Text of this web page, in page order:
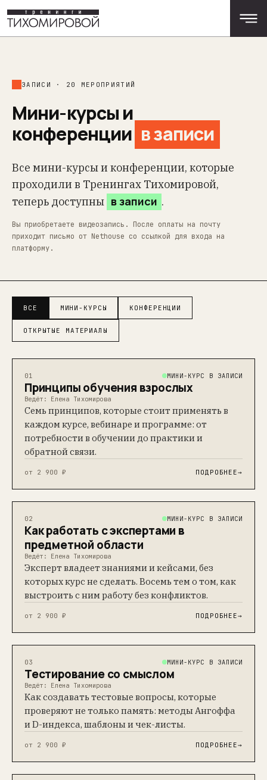
ЗАПИСИ · 20 МЕРОПРИЯТИЙ
Мини-курсы и
конференции в записи
Все мини-курсы и конференции, которые
проходили в Тренингах Тихомировой,
теперь доступны в записи .
Вы приобретаете видеозапись. После оплаты на почту
приходит письмо от Nethouse со ссылкой для входа на
платформу.
ВСЕ МИНИ-КУРСЫ КОНФЕРЕНЦИИ
ОТКРЫТЫЕ МАТЕРИАЛЫ
01 МИНИ-КУРС В ЗАПИСИ
Принципы обучения взрослых
Ведёт: Елена Тихомирова
Семь принципов, которые стоит применять в
каждом курсе, вебинаре и программе: от
потребности в обучении до практики и
обратной связи.
от 2 900 ₽ ПОДРОБНЕЕ→
02 МИНИ-КУРС В ЗАПИСИ
Как работать с экспертами в
предметной области
Ведёт: Елена Тихомирова
Эксперт владеет знаниями и кейсами, без
которых курс не сделать. Восемь тем о том, как
выстроить с ним работу без конфликтов.
от 2 900 ₽ ПОДРОБНЕЕ→
03 МИНИ-КУРС В ЗАПИСИ
Тестирование со смыслом
Ведёт: Елена Тихомирова
Как создавать тестовые вопросы, которые
проверяют не только память: методы Ангоффа
и D-индекса, шаблоны и чек-листы.
от 2 900 ₽ ПОДРОБНЕЕ→